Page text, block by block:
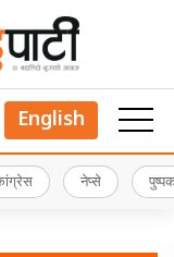
English
नेप्से